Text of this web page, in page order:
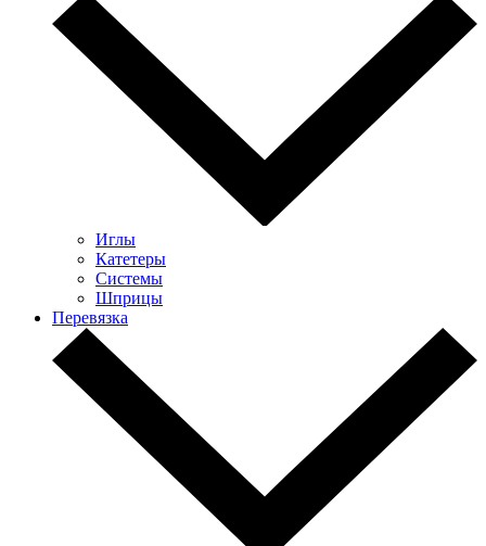
Иглы
Катетеры
Системы
Шприцы
Перевязка